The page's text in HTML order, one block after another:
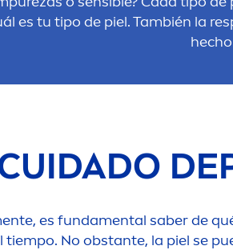
es tu tipo de piel. También la
te, es fundamental saber de
No obstante, la piel se